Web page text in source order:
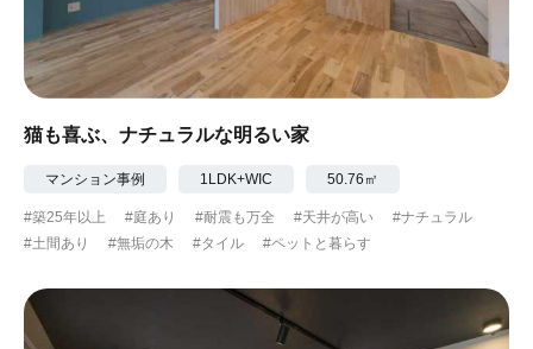
#自転車収納 #作り付けの家具 #あえて古材
#黒板 #無垢の木 #タイル #壁一面本棚
#ひとり暮らし
#ふたり暮らし #子育てに優しい
#スローライフ #自宅で仕事 #ペットと暮らす
#眺望最高 #水辺の住まい
猫も喜ぶ、ナチュラルな明るい家
マンション事例 1LDK+WIC 50.76㎡
#築25年以上 #庭あり #耐震も万全 #天井が高い
#ナチュラル
#土間あり
#無垢の木 #タイル #ペットと暮らす